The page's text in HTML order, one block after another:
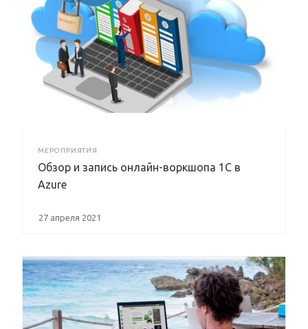
МЕРОПРИЯТИЯ
Обзор и запись онлайн-воркшопа 1С в
Azure
27 апреля 2021